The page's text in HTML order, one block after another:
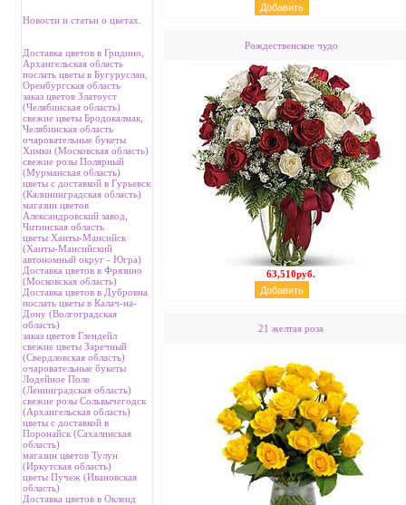
Новости и статьи о цветах.
Доставка цветов в Гридино,
Архангельская область
послать цветы в Бугуруслан,
Оренбургская область
заказ цветов Златоуст
(Челябинская область)
свежие цветы Бродокалмак,
Челябинская область
очаровательные букеты
Химки (Московская область)
свежие розы Полярный
(Мурманская область)
цветы с доставкой в Гурьевск
(Калининградская область)
магазин цветов
Александровский завод,
Читинская область
цветы Ханты-Мансийск
(Ханты-Мансийский
автономный округ - Югра)
Доставка цветов в Фрязино
(Московская область)
Доставка цветов в Дубровна
послать цветы в Калач-на-
Дону (Волгоградская
область)
заказ цветов Глендейл
свежие цветы Заречный
(Свердловская область)
очаровательные букеты
Лодейное Поле
(Ленинградская область)
свежие розы Сольвычегодск
(Архангельская область)
цветы с доставкой в
Поронайск (Сахалинская
область)
магазин цветов Тулун
(Иркутская область)
цветы Пучеж (Ивановская
область)
Доставка цветов в Окленд
Рождественское чудо
63,510руб.
21 желтая роза